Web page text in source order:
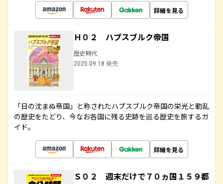
詳細を見る
Ｈ０２ ハプスブルク帝国
歴史時代
2025.09.18 発売
「日の沈まぬ帝国」と称されたハプスブルク帝国の栄光と動乱
の歴史をたどり、今なお各国に残る史跡を巡る歴史を旅するガ
イド。
詳細を見る
Ｓ０２ 週末だけで７０ヵ国１５９都